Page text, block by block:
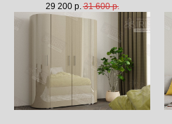
29 200 р. 31 600 р.